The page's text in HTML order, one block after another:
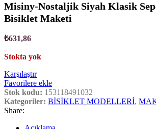
Misiny-Nostaljik Siyah Klasik
Bisiklet Maketi
₺631,86
Stokta yok
Karşılaştır
Favorilere ekle
Stok kodu: 153118491032
Kategoriler: BİSİKLET MODELLERİ,
Share: